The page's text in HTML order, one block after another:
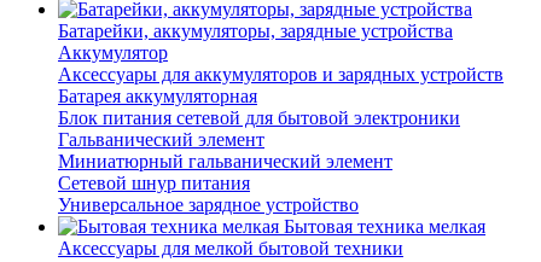
Батарейки, аккумуляторы, зарядные устройства
Аккумулятор
Аксессуары для аккумуляторов и зарядных устройств
Батарея аккумуляторная
Блок питания сетевой для бытовой электроники
Гальванический элемент
Миниатюрный гальванический элемент
Сетевой шнур питания
Универсальное зарядное устройство
Бытовая техника мелкая
Аксессуары для мелкой бытовой техники